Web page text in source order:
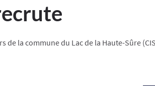
de la commune du Lac de la Haute-Sûre